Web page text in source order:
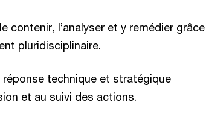
contenir, l’analyser et y remédier
pluridisciplinaire.
technique et stratégique
et au suivi des actions.